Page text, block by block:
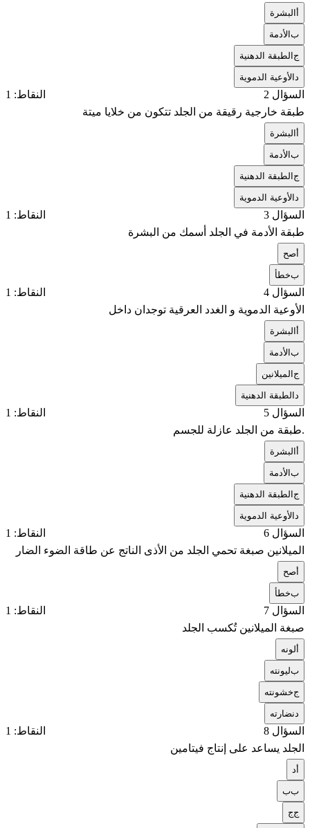
البشرة
بالأدمة
جالطبقة الدهنية
الأوعية الدموية
السؤال 2
النقاط: 1
طبقة خارجية رقيقة من الجلد تتكون من خلايا ميتة
البشرة
بالأدمة
جالطبقة الدهنية
الأوعية الدموية
السؤال 3
النقاط: 1
طبقة الأدمة في الجلد أسمك من البشرة
صح
بخطأ
السؤال 4
النقاط: 1
الأوعية الدموية و الغدد العرقية توجدان داخل
البشرة
بالأدمة
جالميلانين
الطبقة الدهنية
السؤال 5
النقاط: 1
.طبقة من الجلد عازلة للجسم
البشرة
بالأدمة
جالطبقة الدهنية
الأوعية الدموية
السؤال 6
النقاط: 1
الميلانين صبغة تحمي الجلد من الأذى الناتج عن طاقة الضوء الضار
صح
بخطأ
السؤال 7
النقاط: 1
صبغة الميلانين تُكسب الجلد
لونه
بليونته
جخشونته
نضارته
السؤال 8
النقاط: 1
الجلد يساعد على إنتاج فيتامين
د
بب
جج